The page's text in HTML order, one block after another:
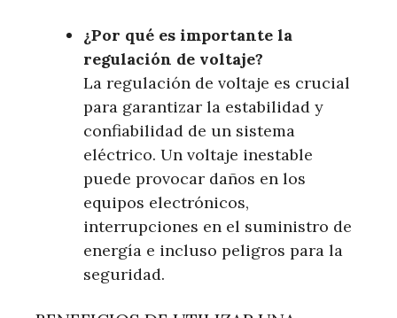
¿Por qué es importante la
regulación de voltaje?
La regulación de voltaje es crucial
para garantizar la estabilidad y
confiabilidad de un sistema
eléctrico. Un voltaje inestable
puede provocar daños en los
equipos electrónicos,
interrupciones en el suministro de
energía e incluso peligros para la
seguridad.